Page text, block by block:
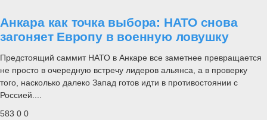
Анкара как точка выбора: НАТО снова
загоняет Европу в военную ловушку
Предстоящий саммит НАТО в Анкаре все заметнее превращается
не просто в очередную встречу лидеров альянса, а в проверку
того, насколько далеко Запад готов идти в противостоянии с
Россией....
583 0 0